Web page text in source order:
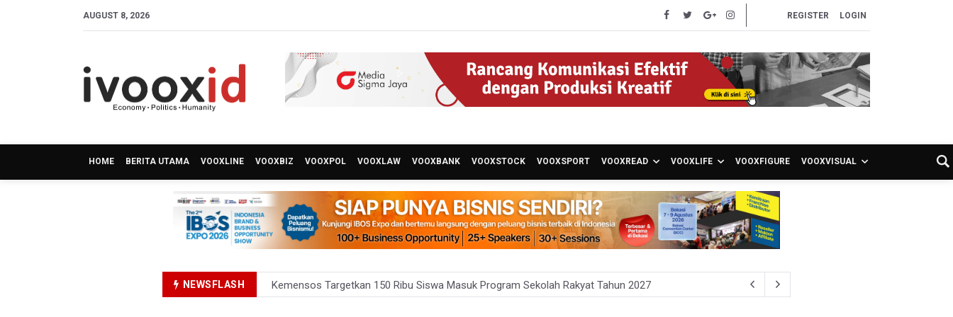
AUGUST 8, 2026 REGISTER LOGIN
HOME BERITA UTAMA VOOXLINE VOOXBIZ VOOXPOL VOOXLAW VOOXBANK VOOXSTOCK VOOXSPORT VOOXREAD VOOXLIFE VOOXFIGURE VOOXVISUAL
NEWSFLASH
Pemprov DKI Jakarta Pastikan Data Pajak dan Aset Daerah Aman dari Kebakaran Bapenda